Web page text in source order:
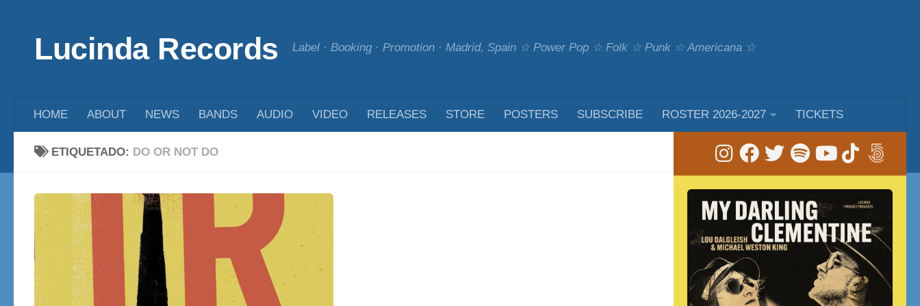
Lucinda Records Label · Booking · Promotion · Madrid, Spain ☆ Power Pop ☆ Folk ☆ Punk ☆ Americana ☆
HOME ABOUT NEWS BANDS AUDIO VIDEO RELEASES STORE POSTERS SUBSCRIBE ROSTER 2026-2027 TICKETS
ETIQUETADO: DO OR NOT DO